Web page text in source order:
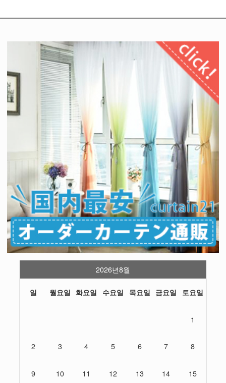
2026년8월
일 월요일 화요일 수요일 목요일 금요일 토요일
1
2 3 4 5 6 7 8
9 10 11 12 13 14 15